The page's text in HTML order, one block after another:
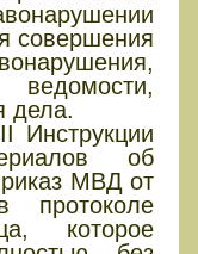
совершения
дела.
Инструкции
об
МВД от
которое